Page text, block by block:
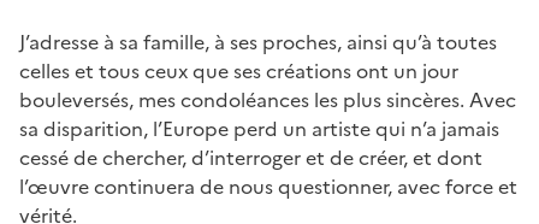
J’adresse à sa famille, à ses proches, ainsi qu’à toutes
celles et tous ceux que ses créations ont un jour
bouleversés, mes condoléances les plus sincères. Avec
sa disparition, l’Europe perd un artiste qui n’a jamais
cessé de chercher, d’interroger et de créer, et dont
l’œuvre continuera de nous questionner, avec force et
vérité.